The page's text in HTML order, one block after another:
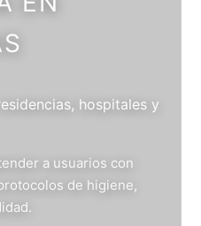
hospitales y
a usuarios con
de higiene,